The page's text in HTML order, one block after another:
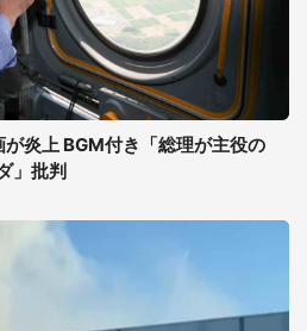
炎上 BGM付き「総理が主役の
」批判